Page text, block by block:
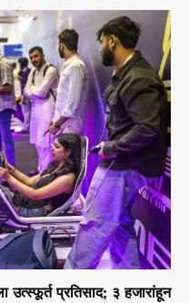
उत्स्फूर्त प्रतिसाद; ३ हजारांहून